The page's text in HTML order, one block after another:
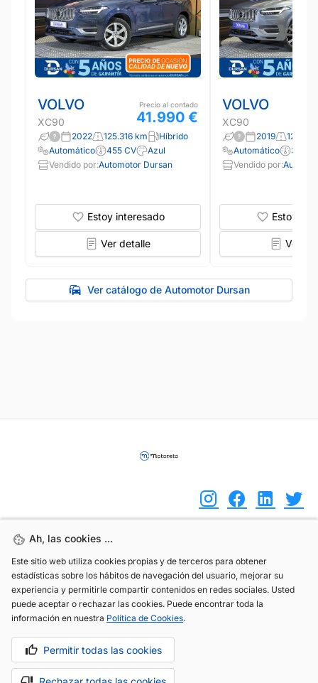
VOLVO
XC90
Precio al contado
41.990 €
2022 125.316 km
Híbrido
Automático
455 CV
Azul
Vendido por:Automotor Dursan
Estoy interesado
Ver detalle
VOLVO
XC90
2019
Automático
390
Vendido por:
Estoy
Ver
Ver catálogo de Automotor Dursan
Ah, las cookies ...
Este sitio web utiliza cookies propias y de terceros para obtener
estadísticas sobre los hábitos de navegación del usuario, mejorar su
experiencia y permitirle compartir contenidos en redes sociales. Usted
puede aceptar o rechazar las cookies. Puede encontrar toda la
información en nuestra Política de Cookies.
Permitir todas las cookies
Ah, las cookies ...
Este sitio web utiliza cookies propias y de terceros para obtener
estadísticas sobre los hábitos de navegación del usuario, mejorar su
experiencia y permitirle compartir contenidos en redes sociales. Usted
puede aceptar o rechazar las cookies. Puede encontrar toda la
información en nuestra Política de Cookies.
Permitir todas las cookies
info@motoreto.com
Aviso legal